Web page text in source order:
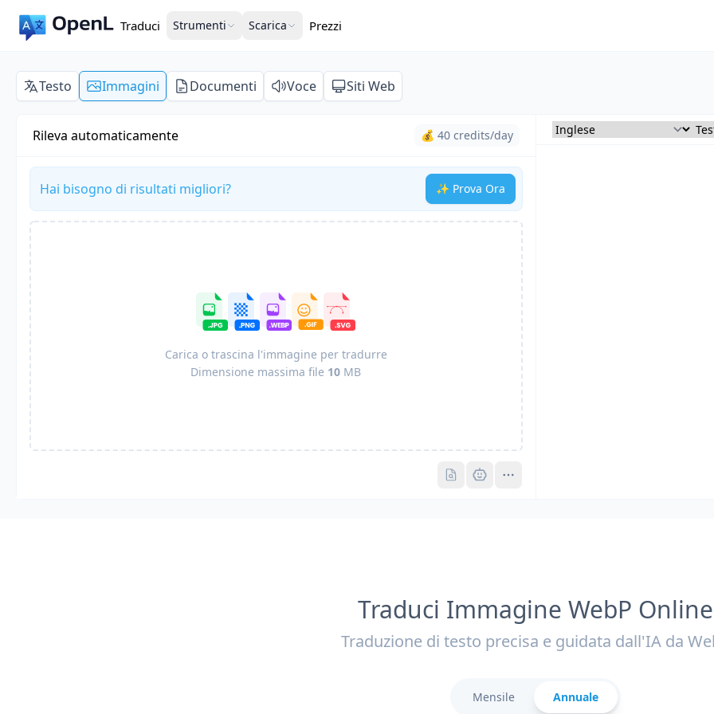
Traduci Strumenti Scarica Prezzi
Testo Immagini Documenti Voce Siti Web
Rileva automaticamente 💰 40 credits/day
Hai bisogno di risultati migliori? ✨ Prova Ora
Carica o trascina l'immagine per tradurre
Dimensione massima file 10 MB
Pro
Traduci Immagine WebP Online
Traduzione di testo precisa e guidata dall'IA da
Mensile Annuale